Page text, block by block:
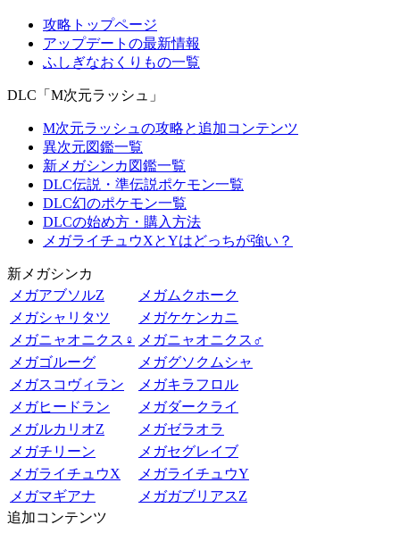
攻略トップページ
アップデートの最新情報
ふしぎなおくりもの一覧
DLC「M次元ラッシュ」
M次元ラッシュの攻略と追加コンテンツ
異次元図鑑一覧
新メガシンカ図鑑一覧
DLC伝説・準伝説ポケモン一覧
DLC幻のポケモン一覧
DLCの始め方・購入方法
メガライチュウXとYはどっちが強い？
新メガシンカ
メガアブソルZ
メガムクホーク
メガシャリタツ
メガケケンカニ
メガニャオニクス♀
メガニャオニクス♂
メガゴルーグ
メガグソクムシャ
メガスコヴィラン
メガキラフロル
メガヒードラン
メガダークライ
メガルカリオZ
メガゼラオラ
メガチリーン
メガセグレイブ
メガライチュウX
メガライチュウY
メガマギアナ
メガガブリアスZ
追加コンテンツ